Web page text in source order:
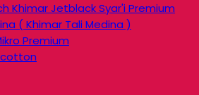
Khimar Jetblack Syar'i Premium
( Khimar Tali Medina )
Premium